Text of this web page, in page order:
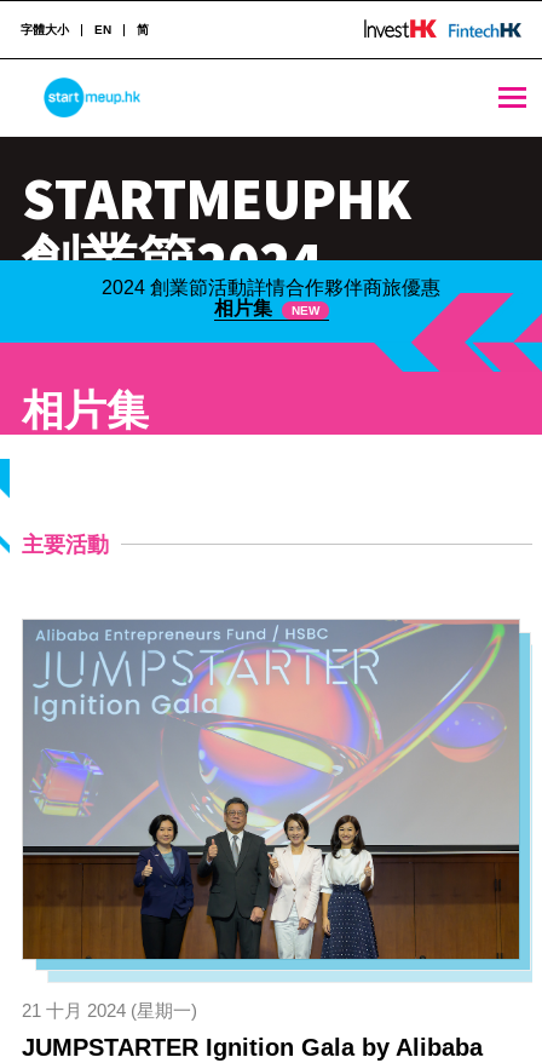
STARTMEUPHK
STARTMEUPHK FESTIVAL IS THE LEADING STARTUP AND INNOVATION CONFERENCE EVENT IN HONG KONG
字體大小 EN 简
STARTMEUPHK
創業節2024
10月21-25日
2024 創業節活動詳情合作夥伴商旅優惠
相片集
NEW
相片集
主要活動
21 十月 2024 (星期一)
JUMPSTARTER Ignition Gala by Alibaba